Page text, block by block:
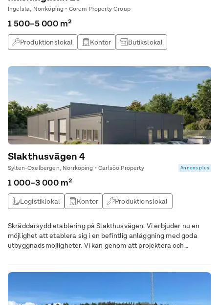
funktion håller hög kvalité då lokalerna uppförs av den
långsiktiga ägaren. Det resulterar i en kostnadseffektiv och
miljövänlig energianvändning för hyresgästen. Läs mer om oss
på www.walden-grindestam.se
Ingelsta, Norrköping • Corem Property Group
1 500–5 000 m²
Produktionslokal Kontor
Butikslokal
Lagerlokal
Slakthusvägen 4
Sylten-Oxelbergen, Norrköping • Carlsöö Property Annons plus
1 000–3 000 m²
Logistiklokal Kontor
Produktionslokal
Skräddarsydd etablering på Slakthusvägen. Vi erbjuder nu en
möjlighet att etablera sig i en befintlig anläggning med goda
utbyggnadsmöjligheter. Vi kan genom att projektera och
ytterligare cirka 1 000 kvm.